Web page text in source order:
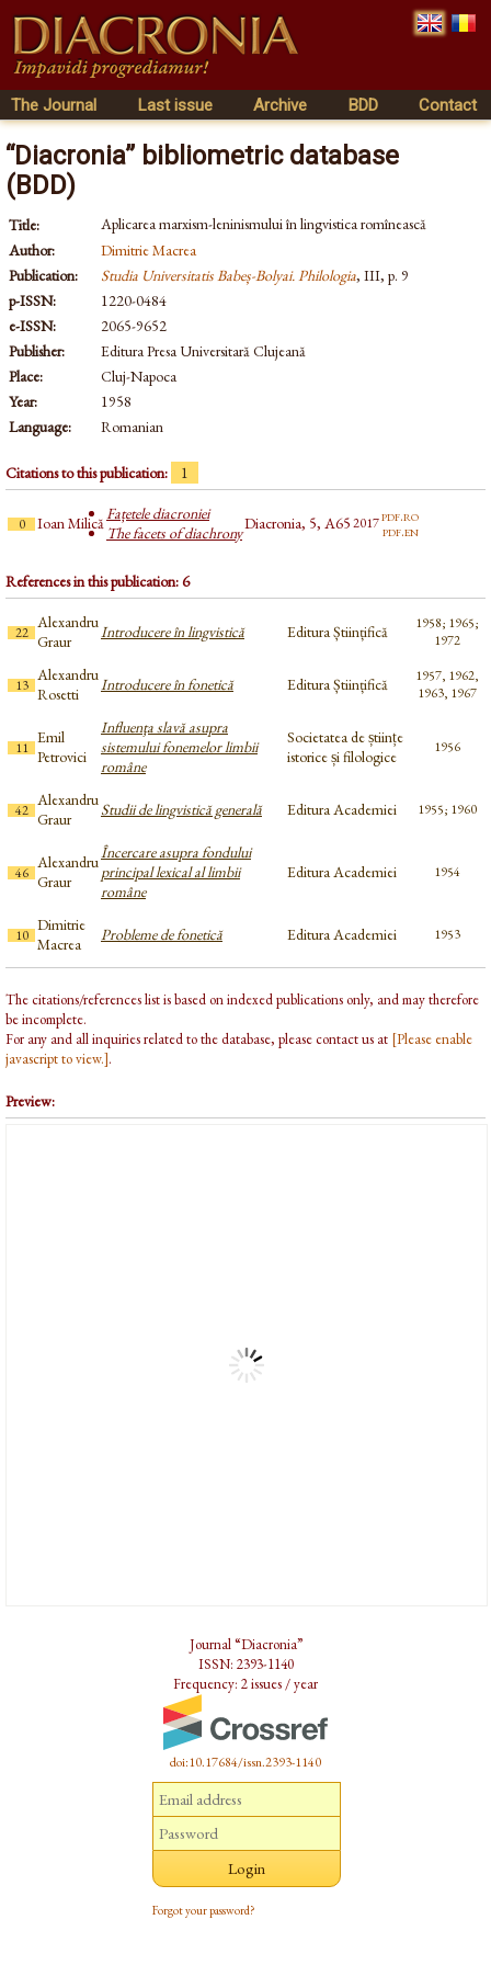
The Journal Last issue Archive BDD Contact
“Diacronia” bibliometric database
(BDD)
Title:
Aplicarea marxism-leninismului în lingvistica romînească
Author:
Dimitrie Macrea
Publication:
Studia Universitatis Babeș-Bolyai. Philologia, III, p. 9
p-ISSN:
1220-0484
e-ISSN:
2065-9652
Publisher:
Editura Presa Universitară Clujeană
Place:
Cluj-Napoca
Year:
1958
Language:
Romanian
Citations to this publication: 1
0 Ioan MilicăFațetele diacroniei
The facets of diachronyDiacronia, 5, A652017pdf.ro
pdf.en
References in this publication: 6
22
Alexandru
Graur
Introducere în lingvistică Editura Științifică
1958; 1965;
1972
13
Alexandru
Rosetti
Introducere în fonetică Editura Științifică
1957, 1962,
1963, 1967
11
Emil
Petrovici
Influenţa slavă asupra
sistemului fonemelor limbii
române
Societatea de științe
istorice și filologice
1956
42
Alexandru
Graur
Studii de lingvistică generală Editura Academiei 1955; 1960
46
Alexandru
Graur
Încercare asupra fondului
principal lexical al limbii
române
Editura Academiei 1954
10
Dimitrie
Macrea
Probleme de fonetică Editura Academiei 1953
The citations/references list is based on indexed publications only, and may therefore
be incomplete.
For any and all inquiries related to the database, please contact us at [Please enable
javascript to view.].
Preview:
Journal “Diacronia”
ISSN: 2393-1140
Frequency: 2 issues / year
doi:10.17684/issn.2393-1140
Forgot your password?